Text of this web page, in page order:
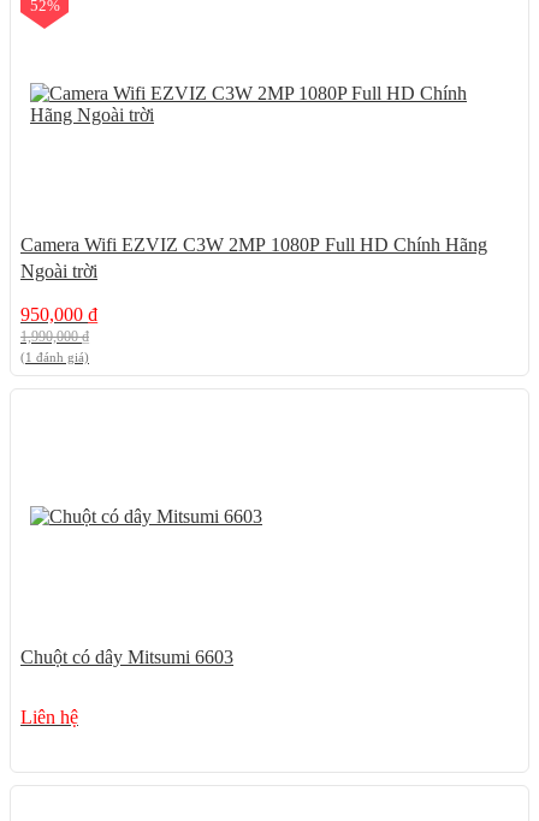
52%
Camera Wifi EZVIZ C3W 2MP 1080P Full HD Chính Hãng
Ngoài trời
950,000 ₫
1,990,000₫
(1 đánh giá)
Chuột có dây Mitsumi 6603
Liên hệ